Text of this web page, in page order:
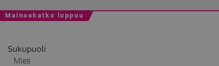
Mainoskatko loppuu
Sukupuoli
Mies